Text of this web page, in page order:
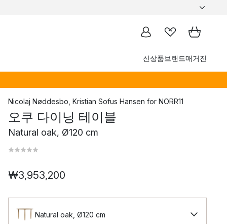
신상품브랜드매거진
Nicolaj Nøddesbo Kristian Sofus Hansen for NORR11
오쿠 다이닝 테이블
Natural oak, Ø120 cm
₩3,953,200
Natural oak, Ø120 cm